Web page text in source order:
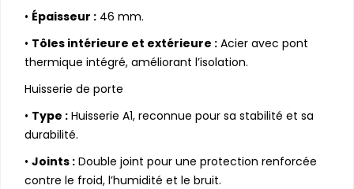
• Épaisseur : 46 mm.
• Tôles intérieure et extérieure : Acier avec pont
thermique intégré, améliorant l’isolation.
Huisserie de porte
• Type : Huisserie A1, reconnue pour sa stabilité et sa
durabilité.
• Joints : Double joint pour une protection renforcée
contre le froid, l’humidité et le bruit.